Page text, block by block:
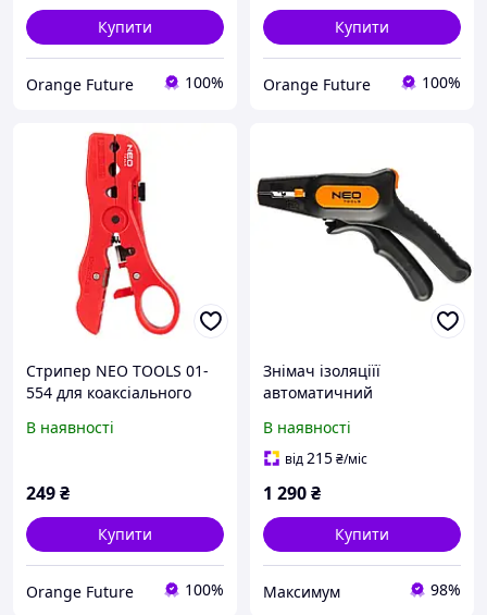
Купити
Orange Future 100%
Купити
Orange Future 100%
Стрипер NEO TOOLS 01-
554 для коаксіального
4P/6P/8P, 125 мм
В наявності
249₴
Купити
Orange Future 100%
Знімач ізоляціїї
автоматичний
В наявності
від215₴/міс
1 290₴
Купити
Максимум 98%